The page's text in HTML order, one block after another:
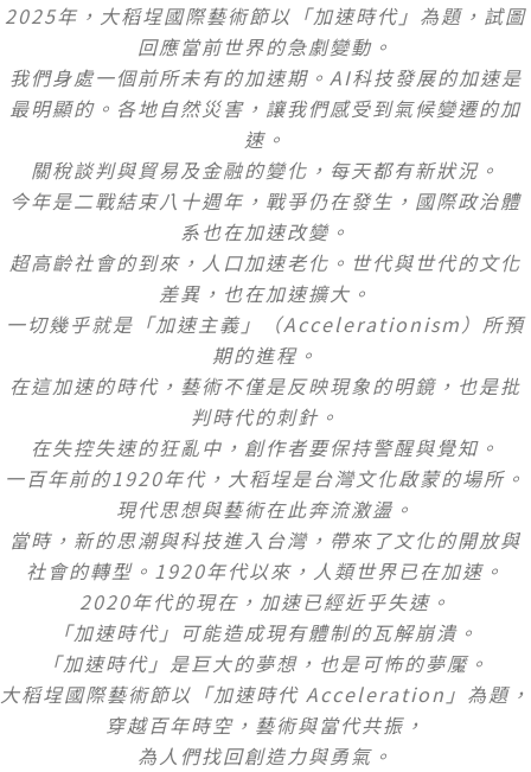
2025年，大稻埕國際藝術節以「加速時代」為題，試圖
回應當前世界的急劇變動。
我們身處一個前所未有的加速期。 AI科技發展的加速是
最明顯的。各地自然災害，讓我們感受到氣候變遷的加
速。
關稅談判與貿易及金融的變化，每天都有新狀況。
今年是二戰結束八十週年，戰爭仍在發生，國際政治體
系也在加速改變。
超高齡社會的到來，人口加速老化。世代與世代的文化
差異，也在加速擴大。
一切幾乎就是「加速主義」（Accelerationism）所預
期的進程。
在這加速的時代，藝術不僅是反映現象的明鏡，也是批
判時代的刺針。
在失控失速的狂亂中，創作者要保持警醒與覺知。
一百年前的1920年代，大稻埕是台灣文化啟蒙的場所。
現代思想與藝術在此奔流激盪。
當時，新的思潮與科技進入台灣，帶來了文化的開放與
社會的轉型。 1920年代以來，人類世界已在加速。
2020年代的現在，加速已經近乎失速。
「加速時代」可能造成現有體制的瓦解崩潰。
「加速時代」是巨大的夢想，也是可怖的夢魘。
大稻埕國際藝術節以「加速時代 Acceleration 」為題，
穿越百年時空，藝術與當代共振，
為人們找回創造力與勇氣。